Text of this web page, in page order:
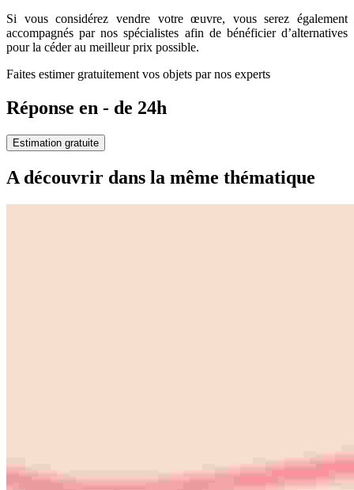
Si vous considérez vendre votre œuvre, vous serez également
accompagnés par nos spécialistes afin de bénéficier d’alternatives
pour la céder au meilleur prix possible.
Faites estimer gratuitement vos objets par nos experts
Réponse en - de 24h
Estimation gratuite
A découvrir dans la même thématique